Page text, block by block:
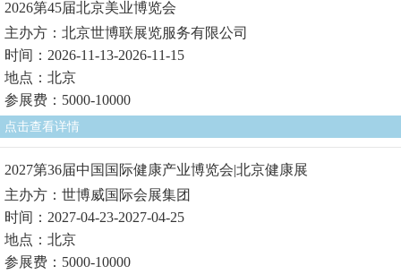
2026第45届北京美业博览会
主办方：北京世博联展览服务有限公司
时间：2026-11-13-2026-11-15
地点：北京
参展费：5000-10000
点击查看详情
2027第36届中国国际健康产业博览会|北京健康展
主办方：世博威国际会展集团
时间：2027-04-23-2027-04-25
地点：北京
参展费：5000-10000